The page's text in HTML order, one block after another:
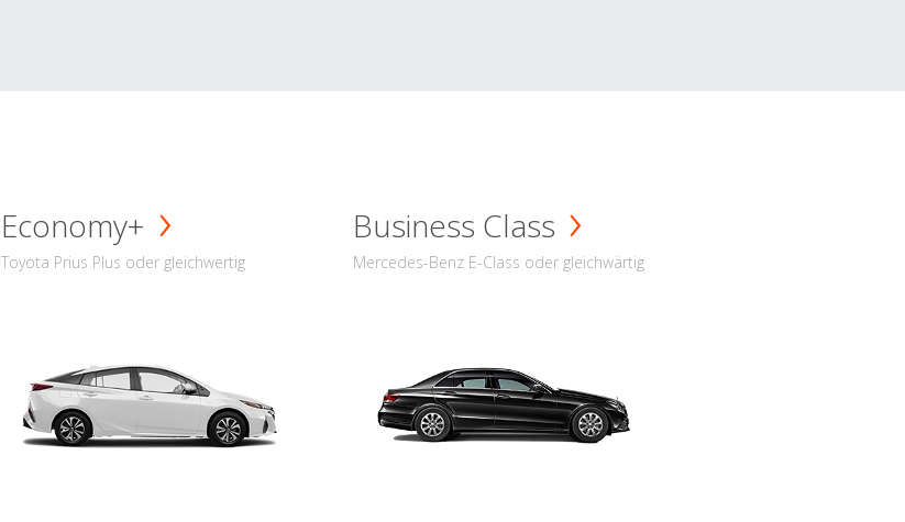
Economy+
Toyota Prius Plus oder gleichwertig
Business Class
Mercedes-Benz E-Class oder gleichwärtig